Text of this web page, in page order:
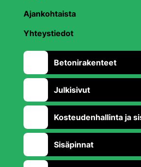
Ajankohtaista
Yhteystiedot
Betonirakenteet
Julkisivut
Kosteudenhallinta ja
Sisäpinnat